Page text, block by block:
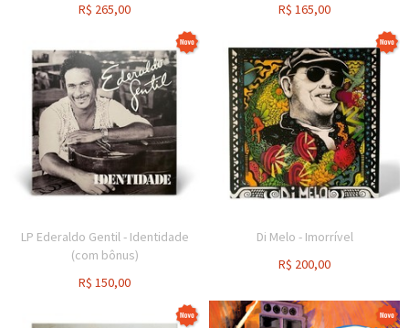
R$ 265,00
R$ 165,00
LP Ederaldo Gentil - Identidade
(com bônus)
R$ 150,00
Di Melo - Imorrível
R$ 200,00